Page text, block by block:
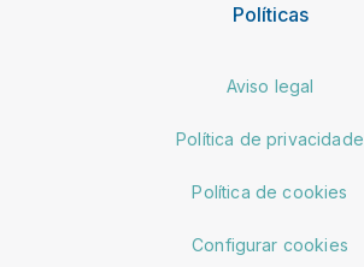
Políticas
Aviso legal
Política de privacidade
Política de cookies
Configurar cookies